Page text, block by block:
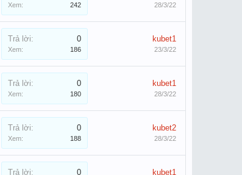
Xem: 242 28/3/22
Trả lời: 0
Xem: 186
kubet1
23/3/22
Trả lời: 0
Xem: 180
kubet1
28/3/22
Trả lời: 0
Xem: 188
kubet2
28/3/22
Trả lời: 0 kubet1